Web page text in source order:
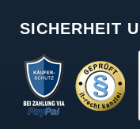
SICHERHEIT